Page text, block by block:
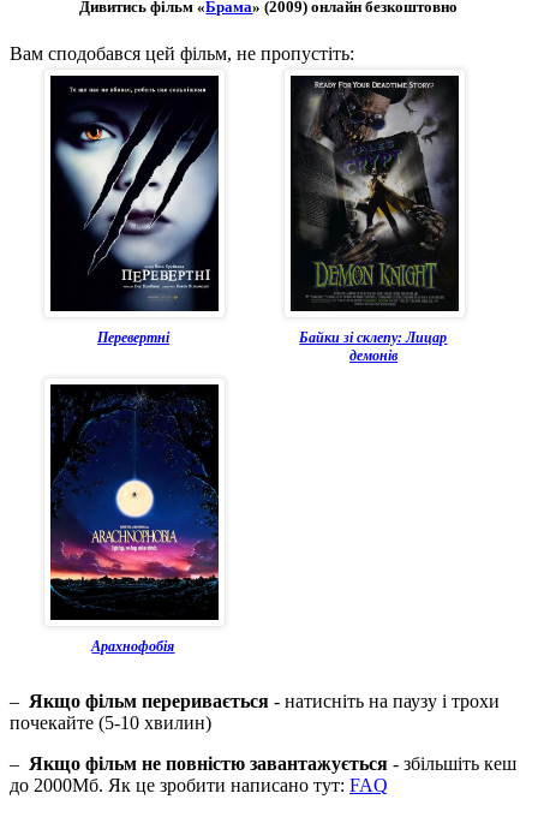
Дивитись фільм «Брама» (2009) онлайн безкоштовно
Вам сподобався цей фільм, не пропустіть:
Перевертні
Байки зі склепу: Лицар
демонів
Арахнофобія
– Якщо фільм переривається - натисніть на паузу і трохи
почекайте (5-10 хвилин)
– Якщо фільм не повністю завантажується - збільшіть кеш
до 2000Мб. Як це зробити написано тут: FAQ